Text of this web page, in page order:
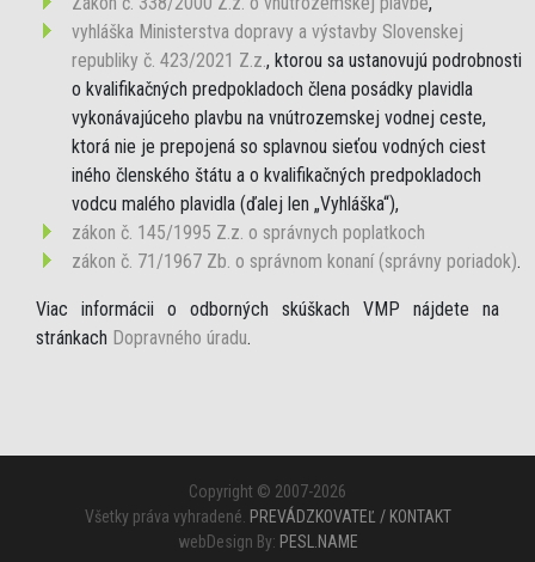
vyhláška Ministerstva dopravy a výstavby Slovenskej
republiky č. 423/2021 Z.z., ktorou sa ustanovujú podrobnosti
o kvalifikačných predpokladoch člena posádky plavidla
vykonávajúceho plavbu na vnútrozemskej vodnej ceste,
ktorá nie je prepojená so splavnou sieťou vodných ciest
iného členského štátu a o kvalifikačných predpokladoch
vodcu malého plavidla (ďalej len „Vyhláška“),
zákon č. 145/1995 Z.z. o správnych poplatkoch
zákon č. 71/1967 Zb. o správnom konaní (správny poriadok).
Viac informácii o odborných skúškach VMP nájdete na
stránkach Dopravného úradu.
Copyright © 2007-2026
Všetky práva vyhradené. PREVÁDZKOVATEĽ / KONTAKT
webDesign By: PESL.NAME